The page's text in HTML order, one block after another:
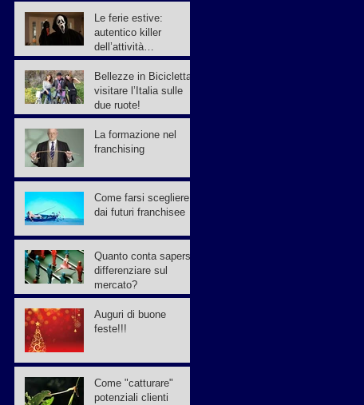
Le ferie estive:
autentico killer
dell’attività
commerciale
Bellezze in Bicicletta:
visitare l’Italia sulle
due ruote!
La formazione nel
franchising
Come farsi scegliere
dai futuri franchisee
Quanto conta sapersi
differenziare sul
mercato?
Auguri di buone
feste!!!
Come "catturare"
potenziali clienti